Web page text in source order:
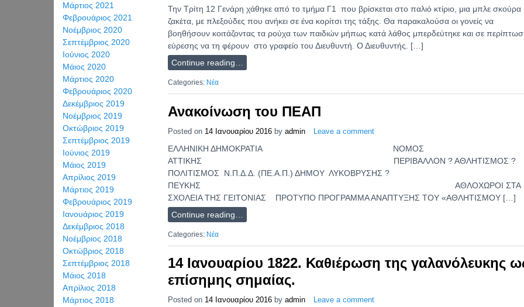
Την Τρίτη 12 Γενάρη χάθηκε από το τμήμα Γ1 που βρίσκεται στο παλιό κτίριο, μια μπλε σκούρα
ζακέτα, με πλεξούδες που ανήκει σε ένα κορίτσι της τάξης. Θα παρακαλούσα οι γονείς να
βοηθήσουν κοιτάζοντας τα ρούχα των παιδιών μήπως κατά λάθος μπερδεύτηκε και σε
εύρεσης να τη φέρουν στο γραφείο του Διευθυντή. Ο Διευθυντής. […]
Continue reading…
Categories: Νέα
Ανακοίνωση του ΠΕΑΠ
Posted on 14 Ιανουαρίου 2016 by admin Leave a comment
ΕΛΛΗΝΙΚΗ ΔΗΜΟΚΡΑΤΙΑ ΝΟΜΟΣ
ΑΤΤΙΚΗΣ ΠΕΡΙΒΑΛΛΟΝ ? ΑΘΛΗΤΙΣΜΟΣ ?
ΠΟΛΙΤΙΣΜΟΣ Ν.Π.Δ.Δ. (ΠΕ.Α.Π.) ΔΗΜΟΥ ΛΥΚΟΒΡΥΣΗΣ ?
ΠΕΥΚΗΣ ΑΘΛΟΧΩΡΟΙ ΣΤΑ
ΣΧΟΛΕΙΑ ΤΗΣ ΓΕΙΤΟΝΙΑΣ ΠΡΟΤΥΠΟ ΠΡΟΓΡΑΜΜΑ ΑΝΑΠΤΥΞΗΣ ΤΟΥ «ΑΘΛΗΤΙΣΜΟΥ […]
Continue reading…
Categories: Νέα
14 Ιανουαρίου 1822. Καθιέρωση της γαλανόλευκης
επίσημης σημαίας.
Posted on 14 Ιανουαρίου 2016 by admin Leave a comment
Μάρτιος 2021
Φεβρουάριος 2021
Νοέμβριος 2020
Σεπτέμβριος 2020
Ιούνιος 2020
Μάιος 2020
Μάρτιος 2020
Φεβρουάριος 2020
Δεκέμβριος 2019
Νοέμβριος 2019
Οκτώβριος 2019
Σεπτέμβριος 2019
Ιούνιος 2019
Μάιος 2019
Απρίλιος 2019
Μάρτιος 2019
Φεβρουάριος 2019
Ιανουάριος 2019
Δεκέμβριος 2018
Νοέμβριος 2018
Οκτώβριος 2018
Σεπτέμβριος 2018
Μάιος 2018
Απρίλιος 2018
Μάρτιος 2018